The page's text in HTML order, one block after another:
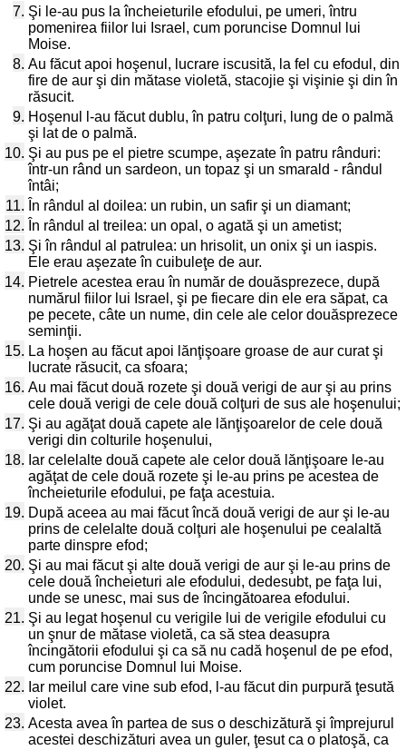
7. Şi le-au pus la încheieturile efodului, pe umeri, întru
pomenirea fiilor lui Israel, cum poruncise Domnul lui
Moise.
8. Au făcut apoi hoşenul, lucrare iscusită, la fel cu efodul, din
fire de aur şi din mătase violetă, stacojie şi vişinie şi din în
răsucit.
9. Hoşenul l-au făcut dublu, în patru colţuri, lung de o palmă
şi lat de o palmă.
10. Şi au pus pe el pietre scumpe, aşezate în patru rânduri:
într-un rând un sardeon, un topaz şi un smarald - rândul
întâi;
11. În rândul al doilea: un rubin, un safir şi un diamant;
12. În rândul al treilea: un opal, o agată şi un ametist;
13. Şi în rândul al patrulea: un hrisolit, un onix şi un iaspis.
Ele erau aşezate în cuibuleţe de aur.
14. Pietrele acestea erau în număr de douăsprezece, după
numărul fiilor lui Israel, şi pe fiecare din ele era săpat, ca
pe pecete, câte un nume, din cele ale celor douăsprezece
seminţii.
15. La hoşen au făcut apoi lănţişoare groase de aur curat şi
lucrate răsucit, ca sfoara;
16. Au mai făcut două rozete şi două verigi de aur şi au prins
cele două verigi de cele două colţuri de sus ale hoşenului;
17. Şi au agăţat două capete ale lănţişoarelor de cele două
verigi din colturile hoşenului,
18. Iar celelalte două capete ale celor două lănţişoare le-au
agăţat de cele două rozete şi le-au prins pe acestea de
încheieturile efodului, pe faţa acestuia.
19. După aceea au mai făcut încă două verigi de aur şi le-au
prins de celelalte două colţuri ale hoşenului pe cealaltă
parte dinspre efod;
20. Şi au mai făcut şi alte două verigi de aur şi le-au prins de
cele două încheieturi ale efodului, dedesubt, pe faţa lui,
unde se unesc, mai sus de încingătoarea efodului.
21. Şi au legat hoşenul cu verigile lui de verigile efodului cu
un şnur de mătase violetă, ca să stea deasupra
încingătorii efodului şi ca să nu cadă hoşenul de pe efod,
cum poruncise Domnul lui Moise.
22. Iar meilul care vine sub efod, l-au făcut din purpură ţesută
violet.
23. Acesta avea în partea de sus o deschizătură şi împrejurul
acestei deschizături avea un guler, ţesut ca o platoşă, ca